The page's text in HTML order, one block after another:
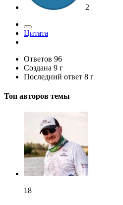
2
Цитата
Ответов 96
Создана 9 г
Последний ответ 8 г
Топ авторов темы
18